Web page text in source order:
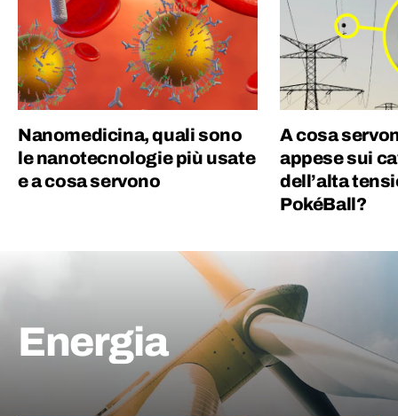
Nanomedicina, quali sono
le nanotecnologie più usate
e a cosa servono
A cosa
appese sui
dell’alta
PokéBall?
Energia